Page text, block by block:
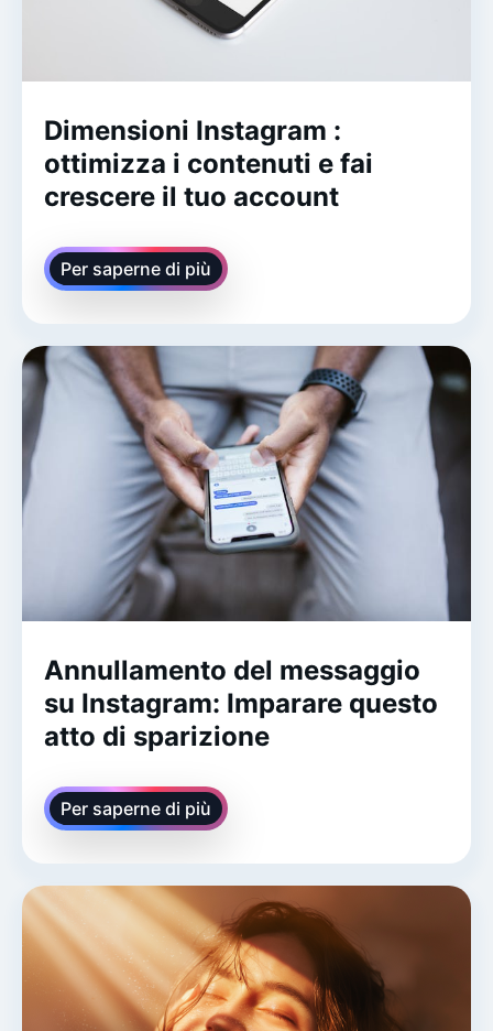
Dimensioni Instagram :
ottimizza i contenuti e fai
crescere il tuo account
Per saperne di più
Annullamento del messaggio
su Instagram: Imparare questo
atto di sparizione
Per saperne di più